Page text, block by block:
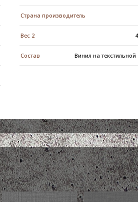
Страна производитель
Вес 2
Состав Винил на текстильной